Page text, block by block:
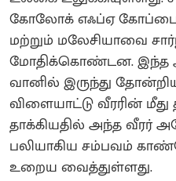
கோலோக் எஃப்ஏ கோப்பை
மற்றும் மலேசியாவை
மோதிக்கொண்டன. இந்த
வானில் இருந்து
விளையாட்டு வீரரின் மீது
தாக்கியதில் அந்த வீரர்
பலியாகிய சம்பவம்
உறைய வைத்துள்ளது.